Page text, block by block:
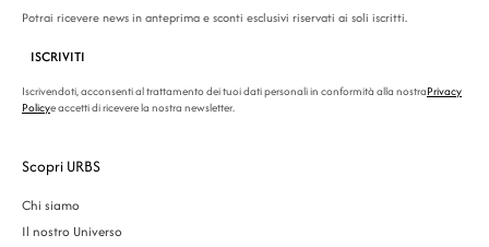
Potrai ricevere news in anteprima e sconti esclusivi riservati ai soli iscritti.
ISCRIVITI
Iscrivendoti, acconsenti al trattamento dei tuoi dati personali in conformità alla nostraPrivacy
Policye accetti di ricevere la nostra newsletter.
Scopri URBS
Chi siamo
Il nostro Universo